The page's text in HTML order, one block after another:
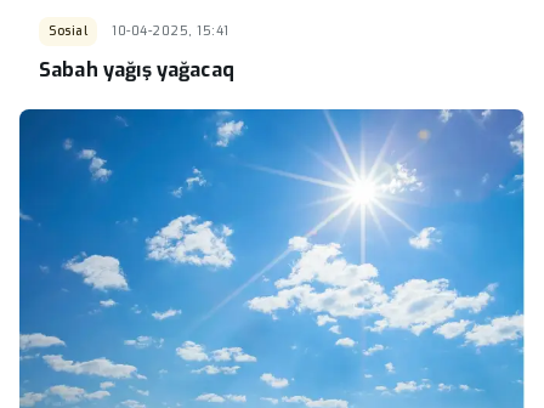
Sosial 10-04-2025, 15:41
Sabah yağış yağacaq